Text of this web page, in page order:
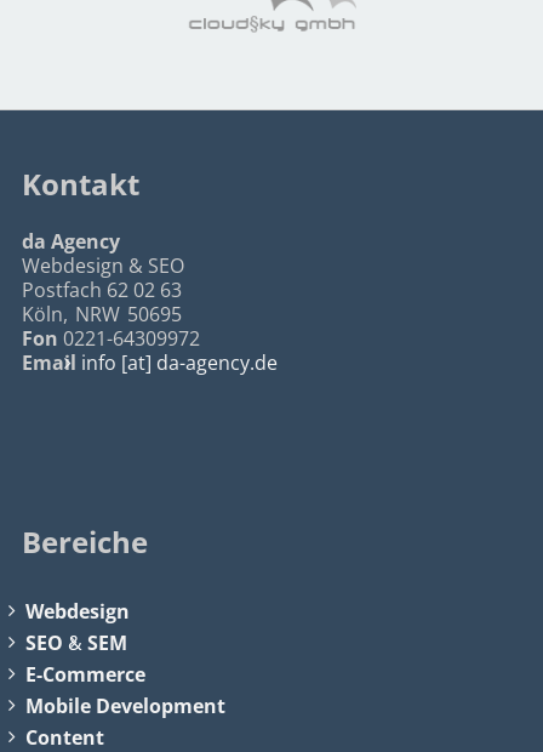
Kontakt
da Agency
Webdesign & SEO
Postfach 62 02 63
Köln, NRW 50695
Fon 0221-64309972
Email info [at] da-agency.de
Bereiche
Webdesign
SEO &SEM
E-Commerce
Mobile Development
Content